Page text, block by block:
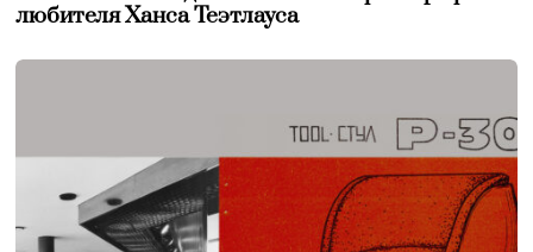
любителя Ханса Теэтлауса